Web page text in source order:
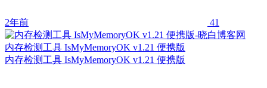
2年前 41
内存检测工具 IsMyMemoryOK v1.21 便携版
内存检测工具 IsMyMemoryOK v1.21 便携版